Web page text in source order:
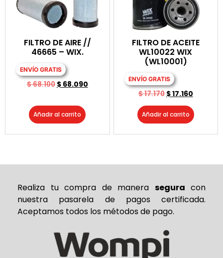
FILTRO DE AIRE //
46665 – WIX.
ENVÍO GRATIS
$68.100 $68.090
Añadir al carrito
FILTRO DE ACEITE
WL10022 WIX
(WL10001)
ENVÍO GRATIS
$17.170 $17.160
Añadir al carrito
Realiza tu compra de manera segura con
nuestra pasarela de pagos certificada.
Aceptamos todos los métodos de pago.